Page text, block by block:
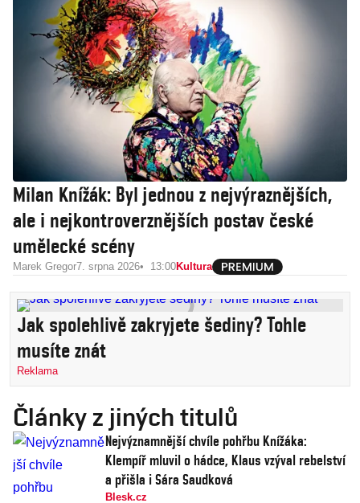
Milan Knížák: Byl jednou z nejvýraznějších,
ale i nejkontroverznějších postav české
umělecké scény
Marek Gregor7. srpna 2026 13:00Kultura
Jak spolehlivě zakryjete šediny? Tohle
musíte znát
Reklama
Články z jiných titulů
Nejvýznamnější chvíle pohřbu Knížáka:
Klempíř mluvil o hádce, Klaus vzýval rebelství
a přišla i Sára Saudková
Blesk.cz